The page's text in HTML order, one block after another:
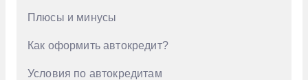
GAC
Geely
Genesis
Плюсы и минусы
Как оформить автокредит?
Условия по автокредитам